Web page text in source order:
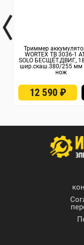
Триммер
WORTEX TB 3036-1
SOLO БЕСЩЁТ.ДВИГ.,
шир.скаш.380/255 мм
нож
12 590 ₽